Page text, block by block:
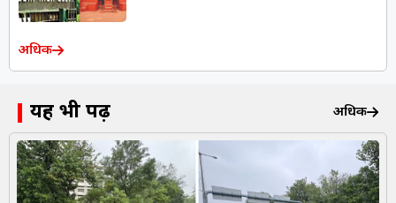
अधिक
यह भी पढ़ें अधिक